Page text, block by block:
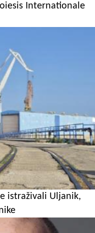
Internationale
istraživali Uljanik,